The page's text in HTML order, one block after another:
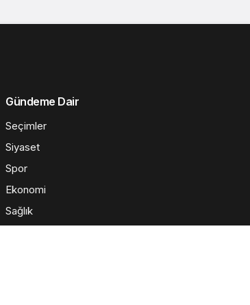
Gündeme Dair
Seçimler
Siyaset
Spor
Ekonomi
Sağlık